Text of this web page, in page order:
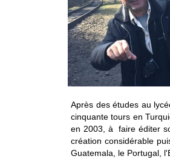
Après des études au
cinquante tours en
en 2003, à faire éditer
création considérable
Guatemala, le Portugal,